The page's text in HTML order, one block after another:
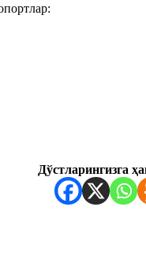
Дўстларингизга